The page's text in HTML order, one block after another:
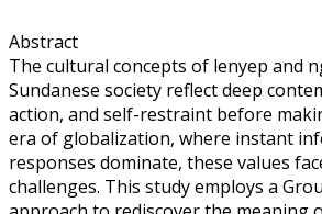
Abstract
The cultural concepts of lenyep and
Sundanese society reflect deep
action, and self-restraint before
era of globalization, where instant
responses dominate, these values
challenges. This study employs a